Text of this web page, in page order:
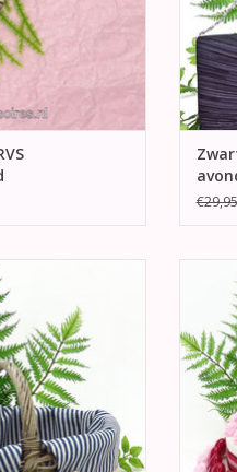
€29,95
grijs rieten
verwijderbare
WINKELWAGEN